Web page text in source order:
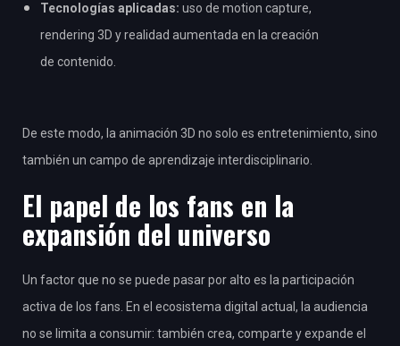
Tecnologías aplicadas: uso de motion capture,
rendering 3D y realidad aumentada en la creación
de contenido.
De este modo, la animación 3D no solo es entretenimiento, sino
también un campo de aprendizaje interdisciplinario.
El papel de los fans en la
expansión del universo
Un factor que no se puede pasar por alto es la participación
activa de los fans. En el ecosistema digital actual, la audiencia
no se limita a consumir: también crea, comparte y expande el